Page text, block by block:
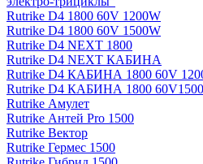
Rutrike D4 1800 60V 1200W
Rutrike D4 1800 60V 1500W
Rutrike D4 NEXT 1800
Rutrike D4 NEXT КАБИНА
Rutrike D4 КАБИНА 1800 60V
Rutrike D4 КАБИНА 1800
Rutrike Амулет
Rutrike Антей Pro 1500
Rutrike Вектор
Rutrike Гермес 1500